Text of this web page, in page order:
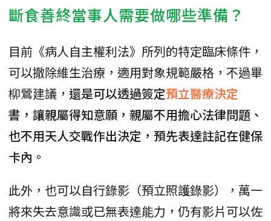
斷食善終當事人需要做哪些準備？
目前《病人自主權利法》所列的特定臨床條件，
可以撤除維生治療，適用對象規範嚴格，不過畢
柳鶯建議， 還是可以透過簽定預立醫療決定
書，讓親屬得知意願，親屬不用擔心法律問題、
也不用天人交戰作出決定，預先表達註記在健保
卡內。
此外，也可以自行錄影（預立照護錄影），萬一
將來失去意識或已無表達能力，仍有影片可以佐